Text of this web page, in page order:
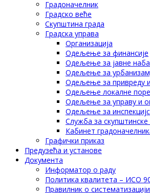
Градоначелник
Градско веће
Скупштина града
Градска управа
Организација
Одељење за финансије
Одељење за јавне
Одељење за
Одељење за привреду
Одељење локалне
Одељење за управу и
Одељење за
Служба за
Кабинет
Графички приказ
Предузећа и установе
Документа
Информатор о раду
Политика квалитета – ИСО
Правилник о